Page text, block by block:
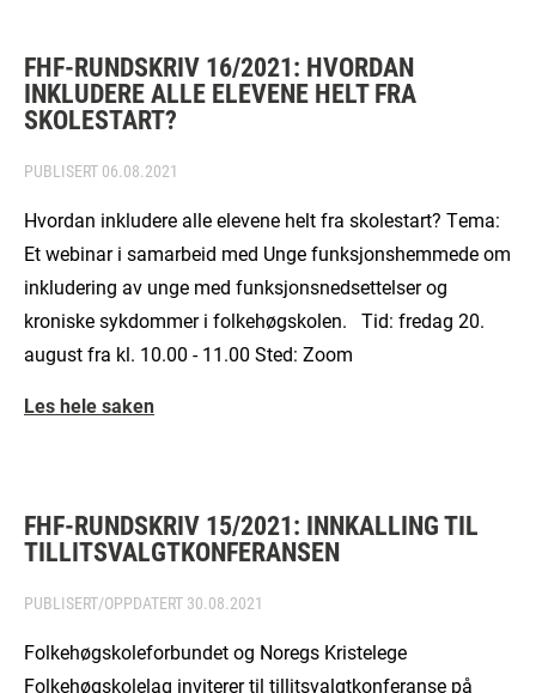
FHF-RUNDSKRIV 16/2021: HVORDAN
INKLUDERE ALLE ELEVENE HELT FRA
SKOLESTART?
PUBLISERT 06.08.2021
Hvordan inkludere alle elevene helt fra skolestart? Tema:
Et webinar i samarbeid med Unge funksjonshemmede om
inkludering av unge med funksjonsnedsettelser og
kroniske sykdommer i folkehøgskolen. Tid: fredag 20.
august fra kl. 10.00 - 11.00 Sted: Zoom
Les hele saken
FHF-RUNDSKRIV 15/2021: INNKALLING TIL
TILLITSVALGTKONFERANSEN
PUBLISERT/OPPDATERT 30.08.2021
Folkehøgskoleforbundet og Noregs Kristelege
Folkehøgskolelag inviterer til tillitsvalgtkonferanse på